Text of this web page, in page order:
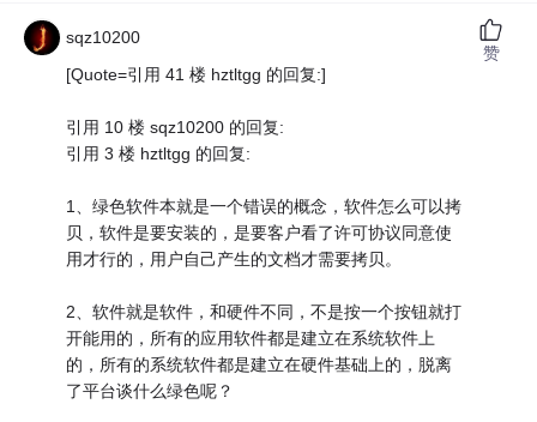
sqz10200
[Quote=引用 41 楼 hztltgg 的回复:]
引用 10 楼 sqz10200 的回复:
引用 3 楼 hztltgg 的回复:
1、绿色软件本就是一个错误的概念，软件怎么可以拷
贝，软件是要安装的，是要客户看了许可协议同意使
用才行的，用户自己产生的文档才需要拷贝。
2、软件就是软件，和硬件不同，不是按一个按钮就打
开能用的，所有的应用软件都是建立在系统软件上
的，所有的系统软件都是建立在硬件基础上的，脱离
了平台谈什么绿色呢？
赞